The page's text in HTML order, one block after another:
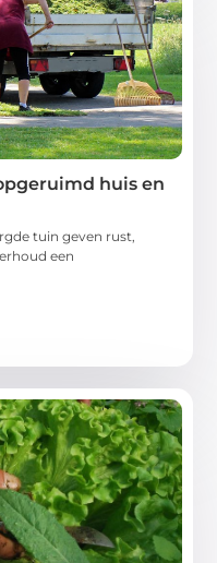
huis en
tuin geven rust,
een